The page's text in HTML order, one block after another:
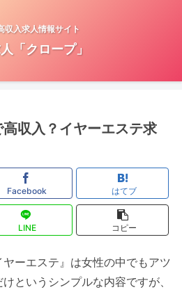
収入求人情報サイト
「クロープ」
収入？イヤーエステ求
Facebook はてブ
LINE コピー
ーエステ』は女性の中でもアツ
というシンプルな内容ですが、